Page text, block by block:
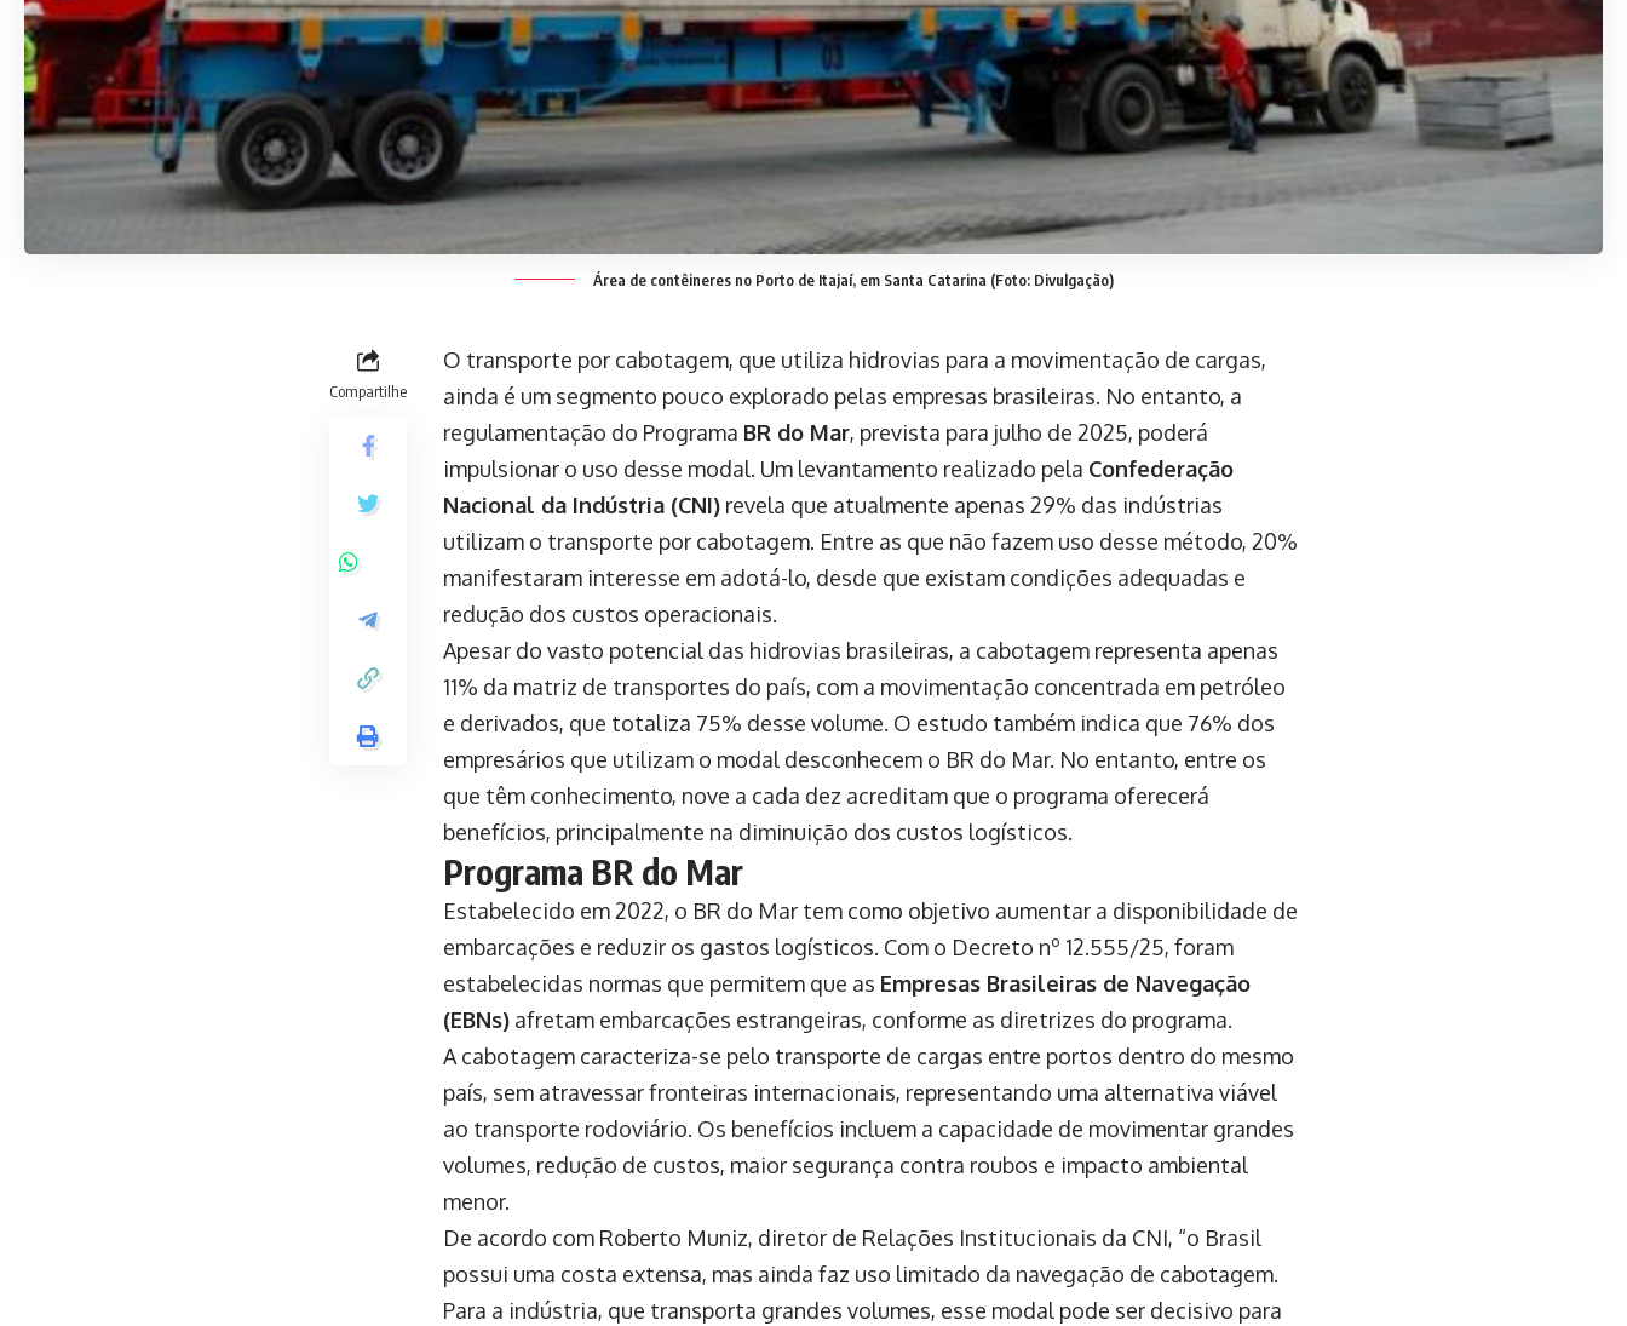
Área de contêineres no Porto de Itajaí, em Santa Catarina (Foto: Divulgação)
Compartilhe
O transporte por cabotagem, que utiliza hidrovias para a movimentação de cargas,
ainda é um segmento pouco explorado pelas empresas brasileiras. No entanto, a
regulamentação do Programa BR do Mar, prevista para julho de 2025, poderá
impulsionar o uso desse modal. Um levantamento realizado pela Confederação
Nacional da Indústria (CNI) revela que atualmente apenas 29% das indústrias
utilizam o transporte por cabotagem. Entre as que não fazem uso desse método, 20%
manifestaram interesse em adotá-lo, desde que existam condições adequadas e
redução dos custos operacionais.
Apesar do vasto potencial das hidrovias brasileiras, a cabotagem representa apenas
11% da matriz de transportes do país, com a movimentação concentrada em petróleo
e derivados, que totaliza 75% desse volume. O estudo também indica que 76% dos
empresários que utilizam o modal desconhecem o BR do Mar. No entanto, entre os
que têm conhecimento, nove a cada dez acreditam que o programa oferecerá
benefícios, principalmente na diminuição dos custos logísticos.
Programa BR do Mar
Estabelecido em 2022, o BR do Mar tem como objetivo aumentar a disponibilidade de
embarcações e reduzir os gastos logísticos. Com o Decreto nº 12.555/25, foram
estabelecidas normas que permitem que as Empresas Brasileiras de Navegação
(EBNs) afretam embarcações estrangeiras, conforme as diretrizes do programa.
A cabotagem caracteriza-se pelo transporte de cargas entre portos dentro do mesmo
país, sem atravessar fronteiras internacionais, representando uma alternativa viável
ao transporte rodoviário. Os benefícios incluem a capacidade de movimentar grandes
volumes, redução de custos, maior segurança contra roubos e impacto ambiental
menor.
De acordo com Roberto Muniz, diretor de Relações Institucionais da CNI, “o Brasil
possui uma costa extensa, mas ainda faz uso limitado da navegação de cabotagem.
Para a indústria, que transporta grandes volumes, esse modal pode ser decisivo para